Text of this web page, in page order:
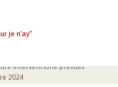
interventions prévues
2024